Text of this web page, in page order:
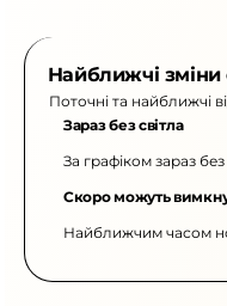
Найближчі зміни
Поточні та найближчі
Зараз без світла
За графіком зараз
Скоро можуть
Найближчим часом